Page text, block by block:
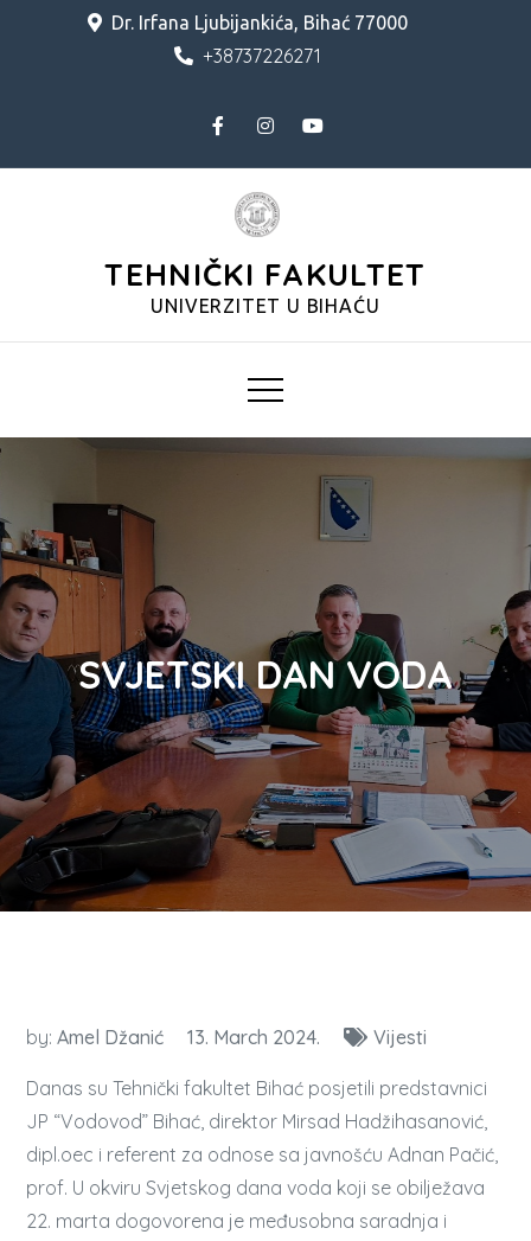
Dr. Irfana Ljubijankića, Bihać 77000
+38737226271
TEHNIČKI FAKULTET
UNIVERZITET U BIHAĆU
SVJETSKI DAN VODA
by:Amel Džanić 13. March 2024. Vijesti
Danas su Tehnički fakultet Bihać posjetili predstavnici
JP “Vodovod” Bihać, direktor Mirsad Hadžihasanović,
dipl.oec i referent za odnose sa javnošću Adnan Pačić,
prof. U okviru Svjetskog dana voda koji se obilježava
22. marta dogovorena je međusobna saradnja i